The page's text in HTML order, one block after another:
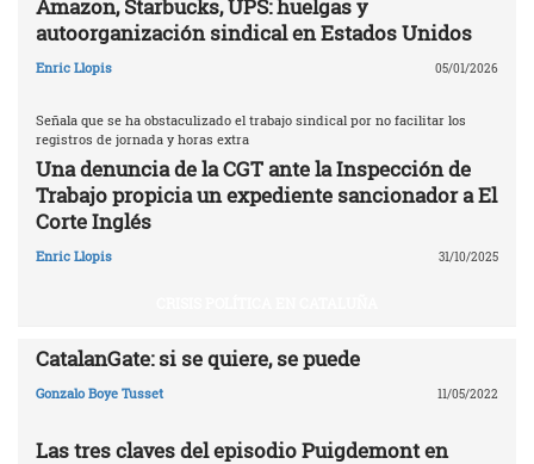
Amazon, Starbucks, UPS: huelgas y
autoorganización sindical en Estados Unidos
Enric Llopis 05/01/2026
Señala que se ha obstaculizado el trabajo sindical por no facilitar los
registros de jornada y horas extra
Una denuncia de la CGT ante la Inspección de
Trabajo propicia un expediente sancionador a El
Corte Inglés
Enric Llopis 31/10/2025
CatalanGate: si se quiere, se puede
Gonzalo Boye Tusset 11/05/2022
Las tres claves del episodio Puigdemont en